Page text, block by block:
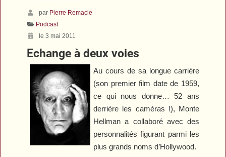
par Pierre Remacle
Podcast
le 3 mai 2011
Echange à deux voies
Au cours de sa longue carrière
(son premier film date de 1959,
ce qui nous donne… 52 ans
derrière les caméras !), Monte
Hellman a collaboré avec des
personnalités figurant parmi les
plus grands noms d’Hollywood.